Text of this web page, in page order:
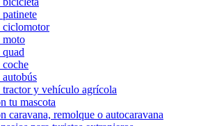
patinete
ciclomotor
moto
quad
coche
autobús
tractor y vehículo agrícola
tu mascota
caravana, remolque o autocaravana